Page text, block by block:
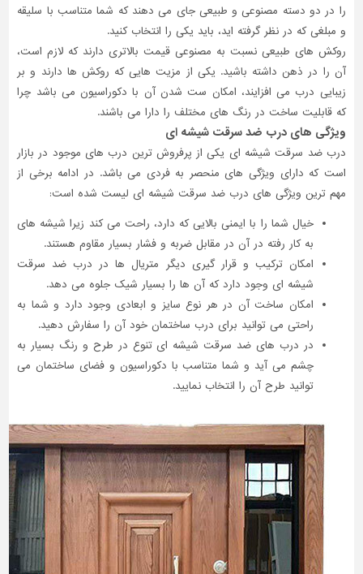
را در دو دسته مصنوعی و طبیعی جای می دهند که شما متناسب با سلیقه
و مبلغی که در نظر گرفته اید، باید یکی را انتخاب کنید.
روکش های طبیعی نسبت به مصنوعی قیمت بالاتری دارند که لازم است،
آن را در ذهن داشته باشید. یکی از مزیت هایی که روکش ها دارند و بر
زیبایی درب می افزایند، امکان ست شدن آن با دکوراسیون می باشد چرا
که قابلیت ساخت در رنگ های مختلف را دارا می باشند.
ویژگی های درب ضد سرقت شیشه ای
درب ضد سرقت شیشه ای یکی از پرفروش ترین درب های موجود در بازار
است که دارای ویژگی های منحصر به فردی می باشد. در ادامه برخی از
مهم ترین ویژگی های درب ضد سرقت شیشه ای لیست شده است:
خیال شما را با ایمنی بالایی که دارد، راحت می کند زیرا شیشه های
به کار رفته در آن در مقابل ضربه و فشار بسیار مقاوم هستند.
امکان ترکیب و قرار گیری دیگر متریال ها در درب ضد سرقت
شیشه ای وجود دارد که آن ها را بسیار شیک جلوه می دهد.
امکان ساخت آن در هر نوع سایز و ابعادی وجود دارد و شما به
راحتی می توانید برای درب ساختمان خود آن را سفارش دهید.
در درب های ضد سرقت شیشه ای تنوع در طرح و رنگ بسیار به
چشم می آید و شما متناسب با دکوراسیون و فضای ساختمان می
توانید طرح آن را انتخاب نمایید.